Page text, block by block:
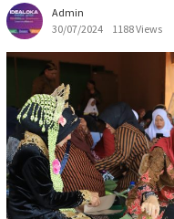
Admin
30/07/2024
1188 Views